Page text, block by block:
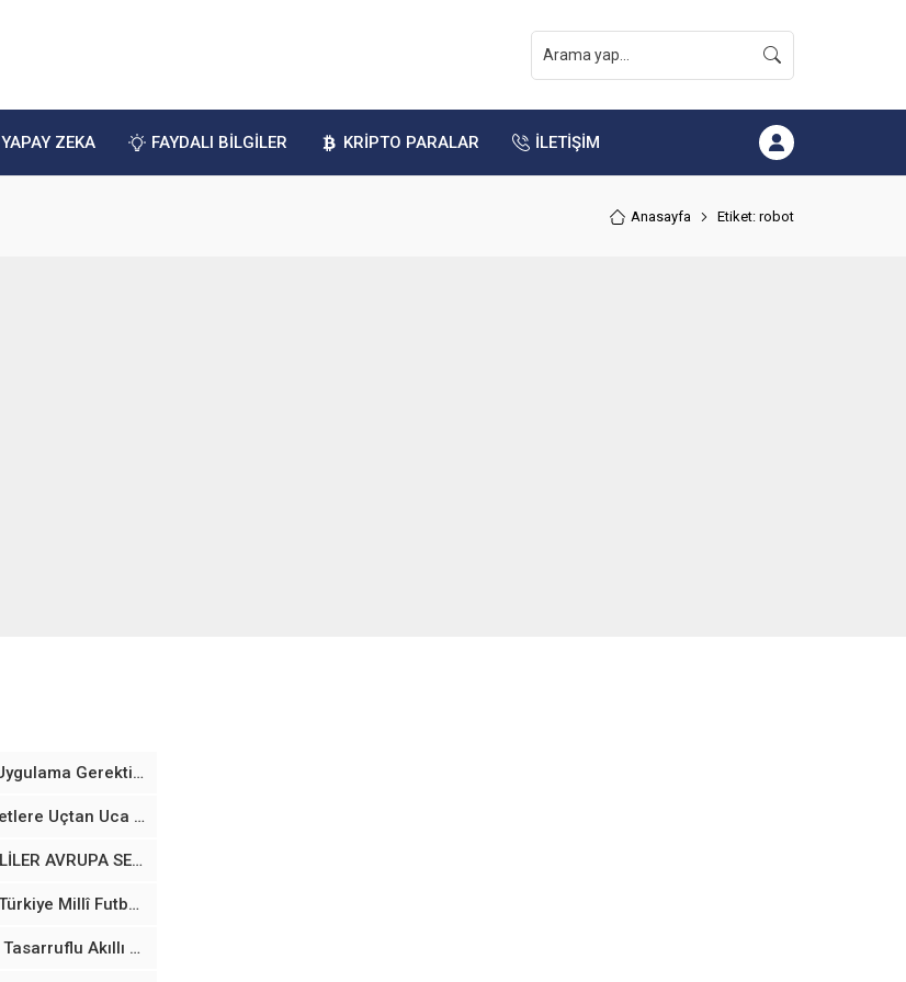
YAPAY ZEKA FAYDALI BİLGİLER KRİPTO PARALAR İLETİŞİM
Anasayfa Etiket: robot
fraud.com dan Uygulama Gerektirmeyen Yaş Doğrulama Teknolojisi
Huawei’den Şirketlere Uçtan Uca Yapay Zekâ Altyapısı
VODAFONE RED’LİLER AVRUPA SEYAHATLERİNDE TARİFELERİNİ TÜRKİYE’DEYMİŞ GİBİ KULLANABİLECEK
Google Gemini, Türkiye Millî Futbol Takımları’nın Resmi Sponsoru Oldu
Samsung, Enerji Tasarruflu Akıllı Cihazlar için Yeni Avrupa Birliği Davranış Kurallarını Benimsedi